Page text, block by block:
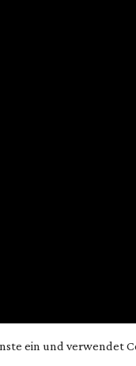
ein und verwendet